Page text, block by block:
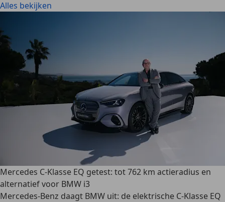
Alles bekijken
Mercedes C-Klasse EQ getest: tot 762 km actieradius en
alternatief voor BMW i3
Mercedes-Benz daagt BMW uit: de elektrische C-Klasse EQ